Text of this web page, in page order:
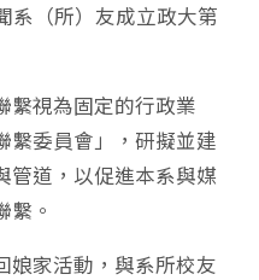
系（所）友成立政大第
視為固定的行政業
繫委員會」，研擬並建
管道，以促進本系與媒
繫。
家活動，與系所校友